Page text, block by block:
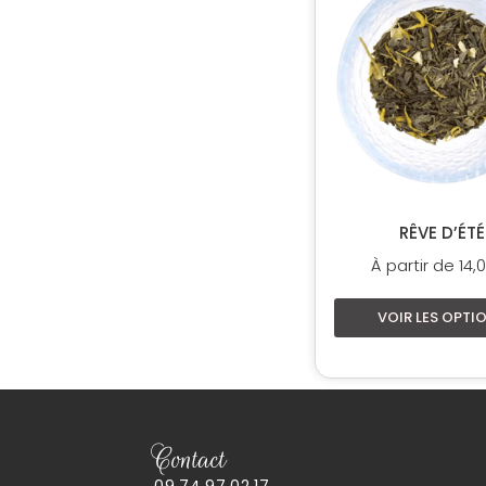
RÊVE D’ÉTÉ
À partir de
VOIR LES
a
Les
être
sur
page
du
Contact